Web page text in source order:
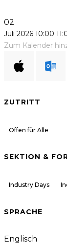
02
Juli 2026 10:00
Zum Kalender
ZUTRITT
Offen für Alle
SEKTION &
Industry Days
SPRACHE
Englisch